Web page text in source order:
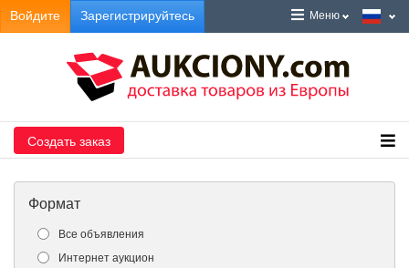
Войдите Зарегистрируйтесь Меню
Создать заказ
Формат
Все объявления
Интернет аукцион